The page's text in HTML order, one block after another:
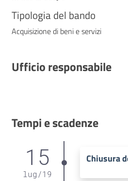
Tipologia del bando
Acquisizione di beni e servizi
Ufficio responsabile
Tempi e scadenze
15
lug /19
Chiusura